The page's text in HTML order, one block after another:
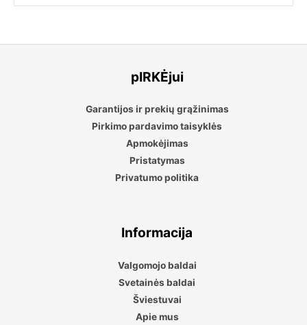
pIRKĖjui
Garantijos ir prekių grąžinimas
Pirkimo pardavimo taisyklės
Apmokėjimas
Pristatymas
Privatumo politika
Informacija
Valgomojo baldai
Svetainės baldai
Šviestuvai
Apie mus